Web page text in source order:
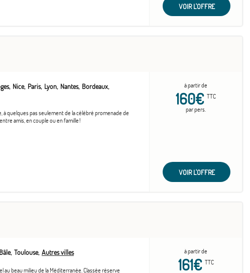
VOIR L'OFFRE
Nice Paris Lyon Nantes Bordeaux
à quelques pas seulement de la célébré promenade de
amis, en couple ou en famille !
à partir de
160€ TTC
par pers.
VOIR L'OFFRE
Bâle Toulouse Autres villes
au beau milieu de la Méditerranée. Classée réserve
à partir de
161€ TTC